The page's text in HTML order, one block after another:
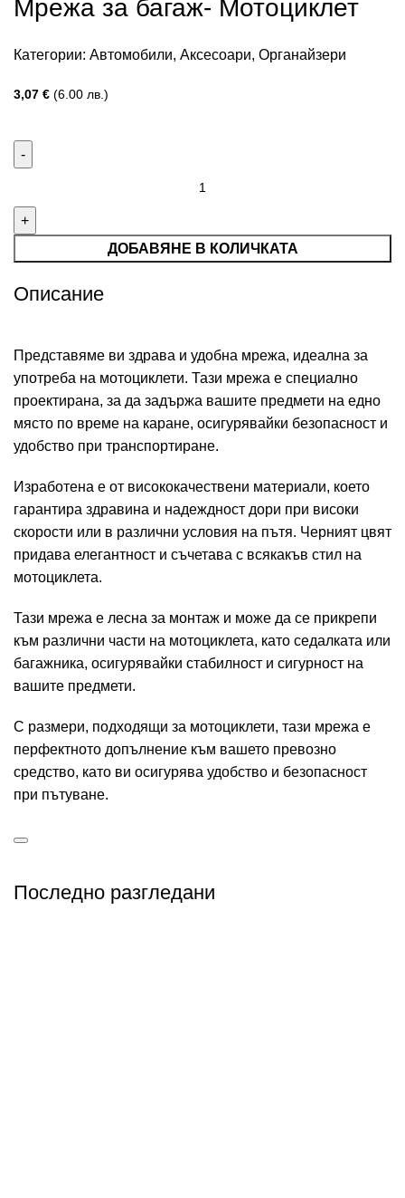
Мрежа за багаж- Мотоциклет
Категории: Автомобили, Аксесоари, Органайзери
3,07 € (6.00 лв.)
ДОБАВЯНЕ В КОЛИЧКАТА
Описание
Представяме ви здрава и удобна мрежа, идеална за
употреба на мотоциклети. Тази мрежа е специално
проектирана, за да задържа вашите предмети на едно
място по време на каране, осигурявайки безопасност и
удобство при транспортиране.
Изработена е от висококачествени материали, което
гарантира здравина и надеждност дори при високи
скорости или в различни условия на пътя. Черният цвят
придава елегантност и съчетава с всякакъв стил на
мотоциклета.
Тази мрежа е лесна за монтаж и може да се прикрепи
към различни части на мотоциклета, като седалката или
багажника, осигурявайки стабилност и сигурност на
вашите предмети.
С размери, подходящи за мотоциклети, тази мрежа е
перфектното допълнение към вашето превозно
средство, като ви осигурява удобство и безопасност
при пътуване.
Последно разгледани